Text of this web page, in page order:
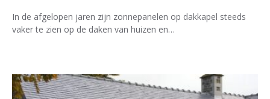
In de afgelopen jaren zijn zonnepanelen op dakkapel steeds
vaker te zien op de daken van huizen en…